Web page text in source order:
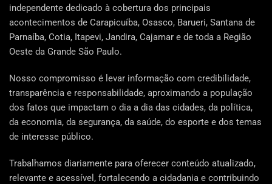
independente dedicado à cobertura dos principais
acontecimentos de Carapicuíba, Osasco, Barueri, Santana de
Parnaíba, Cotia, Itapevi, Jandira, Cajamar e de toda a Região
Oeste da Grande São Paulo.
Nosso compromisso é levar informação com credibilidade,
transparência e responsabilidade, aproximando a população
dos fatos que impactam o dia a dia das cidades, da política,
da economia, da segurança, da saúde, do esporte e dos temas
de interesse público.
Trabalhamos diariamente para oferecer conteúdo atualizado,
relevante e acessível, fortalecendo a cidadania e contribuindo